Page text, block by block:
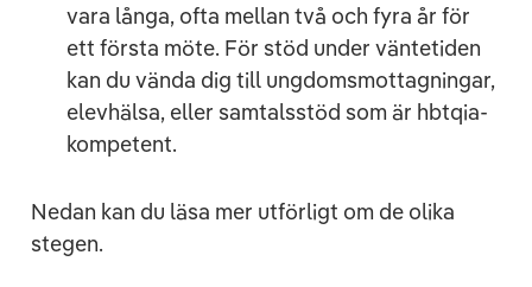
vara långa, ofta mellan två och fyra år för
ett första möte. För stöd under väntetiden
kan du vända dig till ungdomsmottagningar,
elevhälsa, eller samtalsstöd som är hbtqia-
kompetent.
Nedan kan du läsa mer utförligt om de olika
stegen.